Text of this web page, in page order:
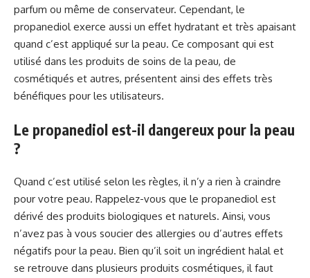
parfum ou même de conservateur. Cependant, le
propanediol exerce aussi un effet hydratant et très apaisant
quand c’est appliqué sur la peau. Ce composant qui est
utilisé dans les produits de soins de la peau, de
cosmétiqués et autres, présentent ainsi des effets très
bénéfiques pour les utilisateurs.
Le propanediol est-il dangereux pour la peau
?
Quand c’est utilisé selon les règles, il n’y a rien à craindre
pour votre peau. Rappelez-vous que le propanediol est
dérivé des produits biologiques et naturels. Ainsi, vous
n’avez pas à vous soucier des allergies ou d’autres effets
négatifs pour la peau. Bien qu’il soit un ingrédient halal et
se retrouve dans plusieurs produits cosmétiques, il faut